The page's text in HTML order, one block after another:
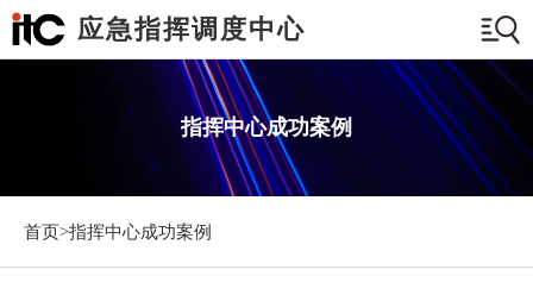
应急指挥调度中心
指挥中心成功案例
首页>指挥中心成功案例